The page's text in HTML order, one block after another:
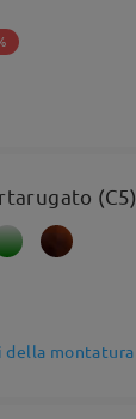
(C5)
della montatura